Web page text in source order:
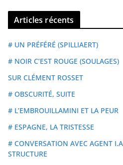
Articles récents
# UN PRÉFÉRÉ (SPILLIAERT)
# NOIR C’EST ROUGE (SOULAGES)
SUR CLÉMENT ROSSET
# OBSCURITÉ, SUITE
# L’EMBROUILLAMINI ET LA PEUR
# ESPAGNE, LA TRISTESSE
# CONVERSATION AVEC AGENT
STRUCTURE